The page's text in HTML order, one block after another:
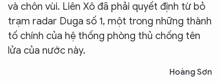
và chôn vùi. Liên Xô đã phải quyết định từ bỏ
trạm radar Duga số 1, một trong những thành
tố chính của hệ thống phòng thủ chống tên
lửa của nước này.
Hoàng Sơn